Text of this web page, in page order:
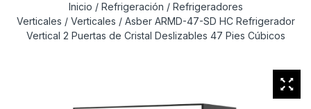
Inicio / Refrigeración / Refrigeradores
Verticales / Verticales / Asber ARMD-47-SD HC Refrigerador
Vertical 2 Puertas de Cristal Deslizables 47 Pies Cúbicos